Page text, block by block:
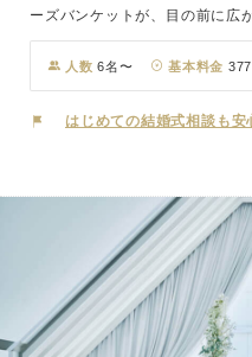
ーズバンケットが、目の前に広
ということを忘れてしまうほど
リゾート風のラウンジ。リゾー
したブライズルーム。「
ンを鮮やかに彩ります。
人数 6名〜 基本料金
はじめての結婚式相談も